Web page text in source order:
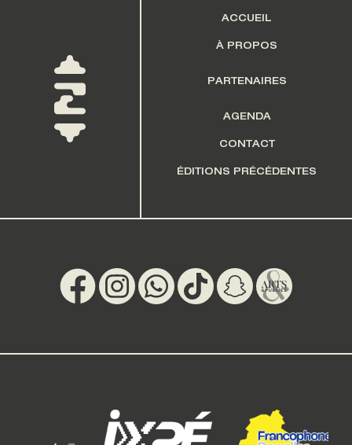
ACCUEIL
À PROPOS
PARTENAIRES
AGENDA
CONTACT
ÉDITIONS PRÉCÉDENTES